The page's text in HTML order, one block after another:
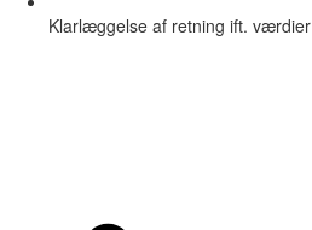
Klarlæggelse af retning ift. værdier